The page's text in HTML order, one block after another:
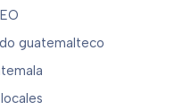
guatemalteco